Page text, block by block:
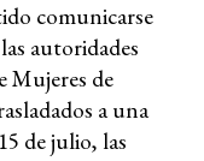
comunicarse
autoridades
Mujeres de
a una
de julio, las